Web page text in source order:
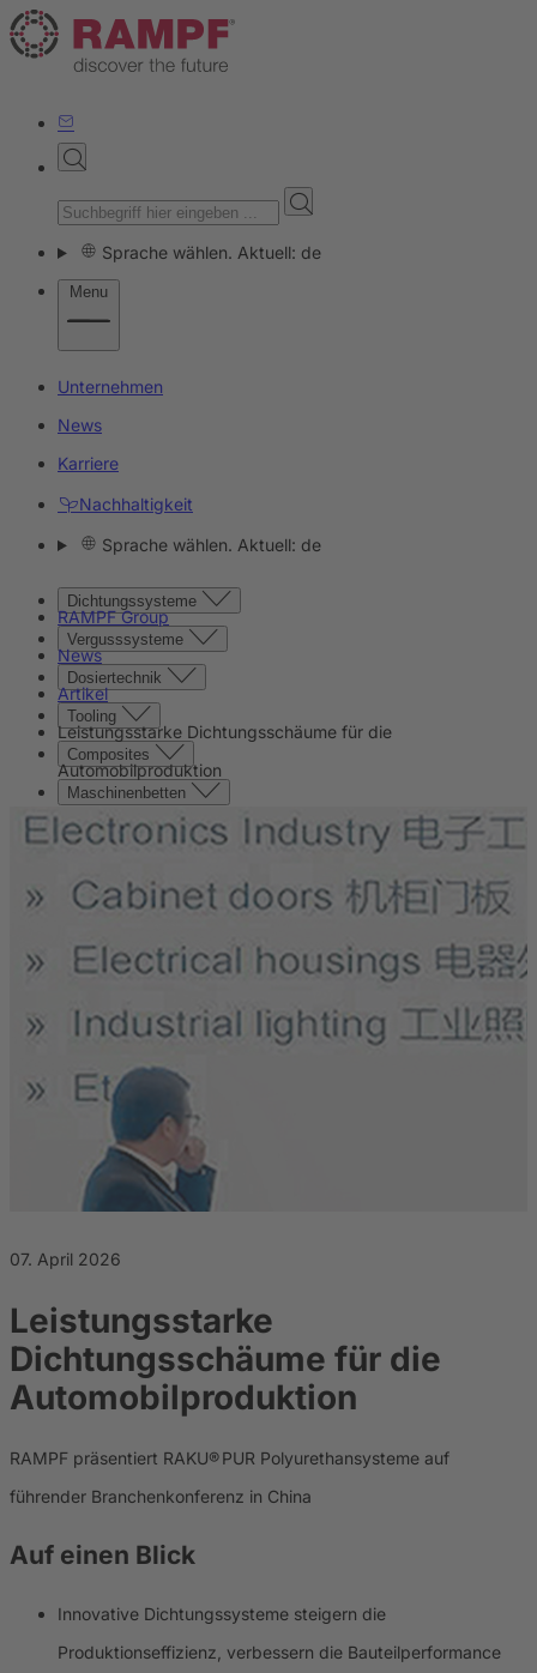
Sprache wählen. Aktuell: de
Menu
Unternehmen
News
Karriere
Nachhaltigkeit
Sprache wählen. Aktuell: de
Dichtungssysteme
Vergusssysteme
Dosiertechnik
Tooling
Composites
Maschinenbetten
Kontakt
Unternehmen
Karriere
Nachhaltigkeit
RAMPF Group
News
Artikel
Leistungsstarke Dichtungsschäume für die
Automobilproduktion
07. April 2026
Leistungsstarke
Dichtungsschäume für die
Automobilproduktion
RAMPF präsentiert RAKU® PUR Polyurethansysteme auf
führender Branchenkonferenz in China
Auf einen Blick
Innovative Dichtungssysteme steigern die
Produktionseffizienz, verbessern die Bauteilperformance